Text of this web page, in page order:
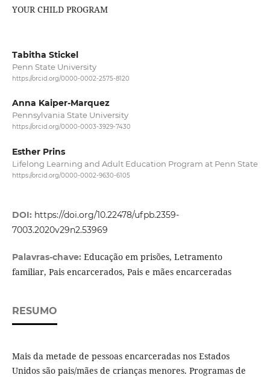
YOUR CHILD PROGRAM
Tabitha Stickel
Penn State University
https://orcid.org/0000-0002-2575-8120
Anna Kaiper-Marquez
Pennsylvania State University
https://orcid.org/0000-0003-3929-7430
Esther Prins
Lifelong Learning and Adult Education Program at Penn State
https://orcid.org/0000-0002-9630-6105
DOI: https://doi.org/10.22478/ufpb.2359-
7003.2020v29n2.53969
Palavras-chave: Educação em prisões, Letramento
familiar, Pais encarcerados, Pais e mães encarceradas
RESUMO
Mais da metade de pessoas encarceradas nos Estados
Unidos são pais/mães de crianças menores. Programas de